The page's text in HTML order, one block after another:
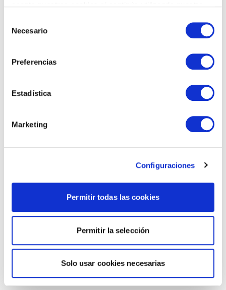
Necesario
Preferencias
Estadística
Marketing
Configuraciones
Permitir todas las cookies
Permitir la selección
Solo usar cookies necesarias